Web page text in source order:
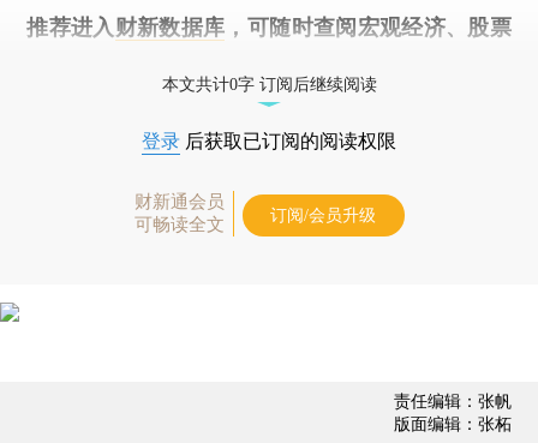
推荐进入 财新数据库 ，可随时查阅宏观经济、股票
本文共计0字 订阅后继续阅读
登录 后获取已订阅的阅读权限
财新通会员
可畅读全文
订阅/会员升级
责任编辑：张帆
版面编辑：张柘